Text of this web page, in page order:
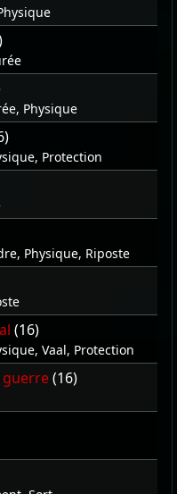
Physique
Protection
Physique, Riposte
(16)
Vaal, Protection
guerre(16)